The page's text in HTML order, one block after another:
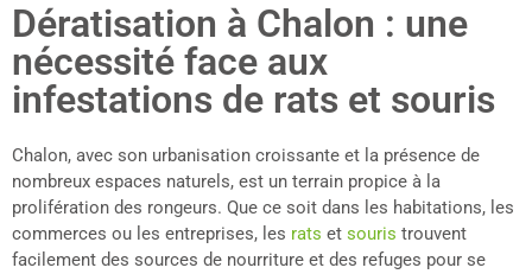
Dératisation à Chalon : une
nécessité face aux
infestations de rats et souris
Chalon, avec son urbanisation croissante et la présence de
nombreux espaces naturels, est un terrain propice à la
prolifération des rongeurs. Que ce soit dans les habitations, les
commerces ou les entreprises, les rats et souris trouvent
facilement des sources de nourriture et des refuges pour se